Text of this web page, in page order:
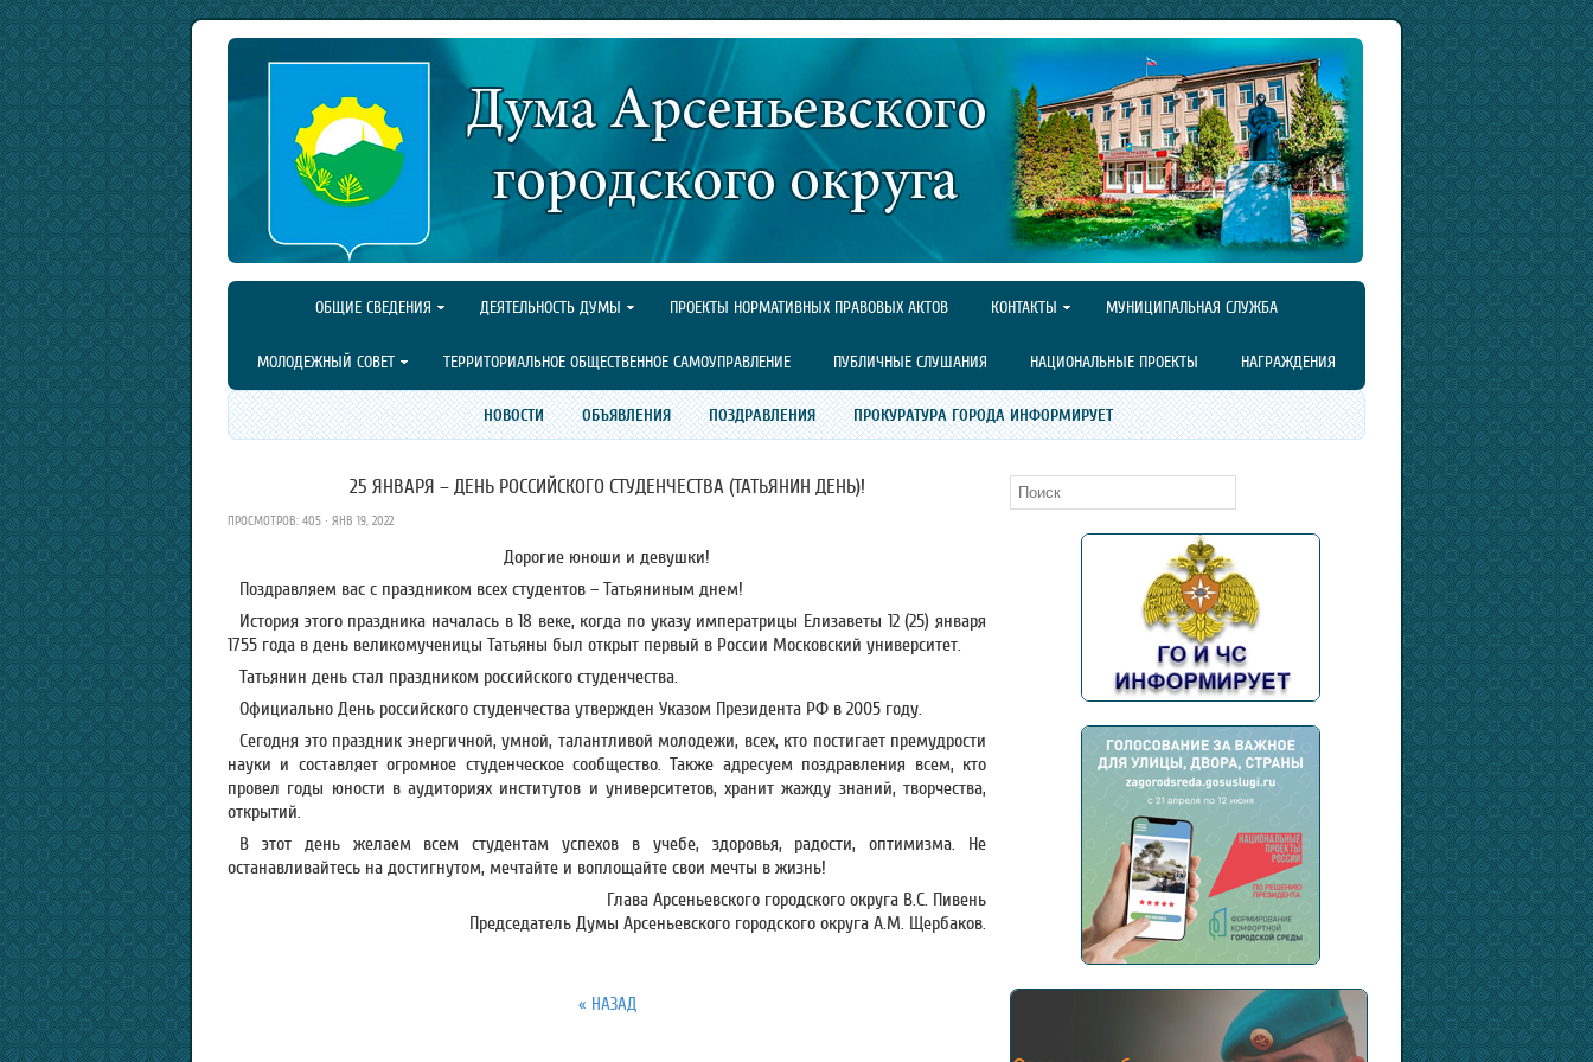
ОБЩИЕ СВЕДЕНИЯ ДЕЯТЕЛЬНОСТЬ ДУМЫ ПРОЕКТЫ НОРМАТИВНЫХ ПРАВОВЫХ АКТОВ КОНТАКТЫ МУНИЦИПАЛЬНАЯ СЛУЖБА
МОЛОДЕЖНЫЙ СОВЕТ ТЕРРИТОРИАЛЬНОЕ ОБЩЕСТВЕННОЕ САМОУПРАВЛЕНИЕ ПУБЛИЧНЫЕ СЛУШАНИЯ НАЦИОНАЛЬНЫЕ ПРОЕКТЫ НАГРАЖДЕНИЯ
НОВОСТИ ОБЪЯВЛЕНИЯ ПОЗДРАВЛЕНИЯ ПРОКУРАТУРА ГОРОДА ИНФОРМИРУЕТ
25 ЯНВАРЯ – ДЕНЬ РОССИЙСКОГО СТУДЕНЧЕСТВА (ТАТЬЯНИН ДЕНЬ)!
ПРОСМОТРОВ: 405 · ЯНВ 19, 2022
Дорогие юноши и девушки!
Поздравляем вас с праздником всех студентов – Татьяниным днем!
История этого праздника началась в 18 веке, когда по указу императрицы Елизаветы 12 (25) января
1755 года в день великомученицы Татьяны был открыт первый в России Московский университет.
Татьянин день стал праздником российского студенчества.
Официально День российского студенчества утвержден Указом Президента РФ в 2005 году.
Сегодня это праздник энергичной, умной, талантливой молодежи, всех, кто постигает премудрости
науки и составляет огромное студенческое сообщество. Также адресуем поздравления всем, кто
провел годы юности в аудиториях институтов и университетов, хранит жажду знаний, творчества,
открытий.
В этот день желаем всем студентам успехов в учебе, здоровья, радости, оптимизма. Не
останавливайтесь на достигнутом, мечтайте и воплощайте свои мечты в жизнь!
Глава Арсеньевского городского округа В.С. Пивень
Председатель Думы Арсеньевского городского округа А.М. Щербаков.
« НАЗАД
Поиск